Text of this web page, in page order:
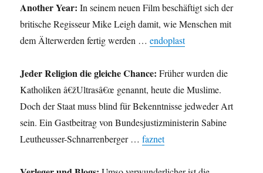
Another Year: In seinem neuen Film beschäftigt sich der
britische Regisseur Mike Leigh damit, wie Menschen mit
dem Älterwerden fertig werden …endoplast
Jeder Religion die gleiche Chance: Früher wurden die
Katholiken â€žUltrasâ€œ genannt, heute die Muslime.
Doch der Staat muss blind für Bekenntnisse jedweder Art
sein. Ein Gastbeitrag von Bundesjustizministerin Sabine
Leutheusser-Schnarrenberger …faznet